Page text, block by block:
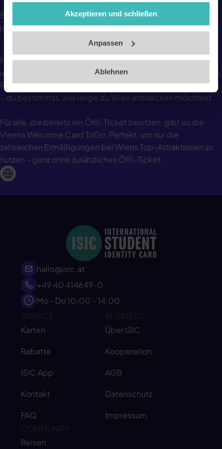
gesammelt haben. Unsere Datenschutzerklärung finden
Impressum
Akzeptieren und schließen
Anpassen
Ablehnen
Entdecke Wien auf deine Art! Perfekt für Studierende &
junge Reisende. Entdecke Wien smart und preiswert.
Mit der Vienna Welcome Card fährst du gratis mit den Öffis
und erhältst tolle Rabatte bei Museen, Sehenswürdigkeiten,
Restaurants und vielem mehr. Ob 24h, 48h, 72h oder 7 Tage
– du bestimmst, wie lange du Wien entdecken möchtest.
Für alle, die bereits ein Öffi-Ticket besitzen, gibt es die
Vienna Welcome Card ToGo: Perfekt, um nur die
zahlreichen Ermäßigungen bei Wiens Top-Attraktionen zu
nutzen – ganz ohne zusätzliches Öffi-Ticket.
hallo@isic.at
+49 40 414649-0
Mo - Do 10:00 - 14:00
Karten
Rabatte
ISIC App
Kontakt
FAQ
Über ISIC
Kooperation
AGB
Datenschutz
Impressum
Reisen